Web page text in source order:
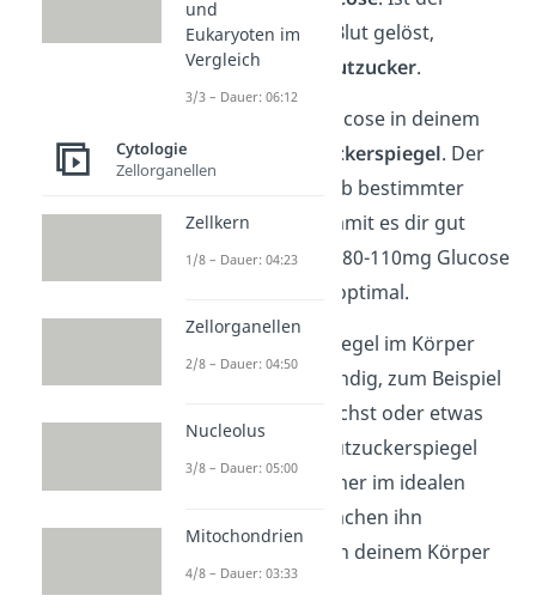
Zucker in deinem Blut gelöst,
sprichst du von
Blutzucker.
Die Menge von Glucose in deinem
Blut ist der
Blutzuckerspiegel. Der
muss sich innerhalb bestimmter
Werte befinden, damit es dir gut
geht. Ein Wert von 80-110mg Glucose
pro 100ml Blut ist optimal.
Dein Blutzuckerspiegel im Körper
schwankt aber ständig, zum Beispiel
wenn du Sport machst oder etwas
isst. Damit dein Blutzuckerspiegel
aber trotzdem immer im idealen
Bereich ist, überwachen ihn
bestimmte Zellen in deinem Körper
ständig.
und
Eukaryoten im
Vergleich
3/3 – Dauer: 06:12
Cytologie
Zellorganellen
Zellkern
1/8 – Dauer: 04:23
Zellorganellen
2/8 – Dauer: 04:50
Nucleolus
3/8 – Dauer: 05:00
Mitochondrien
4/8 – Dauer: 03:33